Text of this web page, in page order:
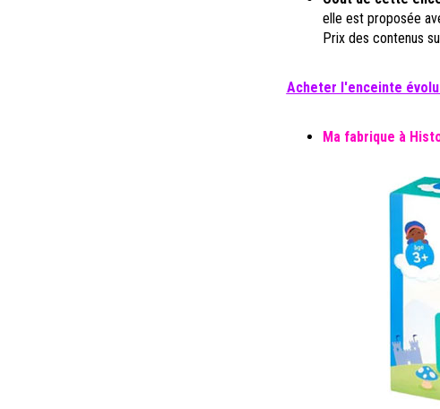
elle est proposée
Prix des contenus
Acheter l'enceinte
Ma fabrique à